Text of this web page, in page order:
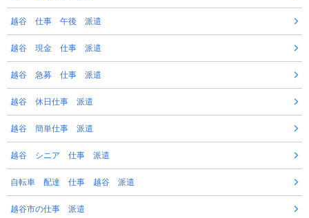
越谷 仕事 午後 派遣
越谷 現金 仕事 派遣
越谷 急募 仕事 派遣
越谷 休日仕事 派遣
越谷 簡単仕事 派遣
越谷 シニア 仕事 派遣
自転車 配達 仕事 越谷 派遣
越谷市の仕事 派遣